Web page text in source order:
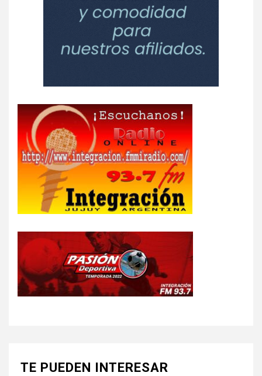
TE PUEDEN INTERESAR